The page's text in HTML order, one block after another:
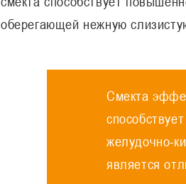
оберегающей нежную
Смекта
желудочно-
является